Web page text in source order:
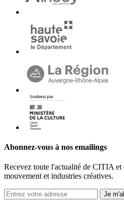
Abonnez-vous à nos emailings
Recevez toute l'actualité de CITIA et
mouvement et industries créatives.
Je